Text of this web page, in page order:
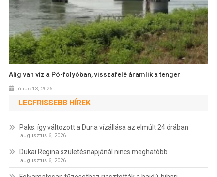
Alig van víz a Pó-folyóban, visszafelé áramlik a tenger
július 13, 2026
LEGFRISSEBB HÍREK
Paks: így változott a Duna vízállása az elmúlt 24 órában
augusztus 6, 2026
Dukai Regina születésnapjánál nincs meghatóbb
augusztus 6, 2026